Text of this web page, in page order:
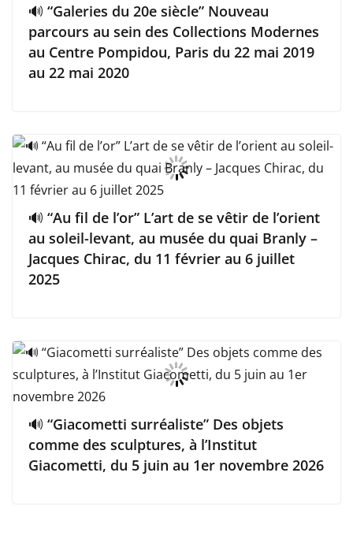
🔊 “Galeries du 20e siècle” Nouveau
parcours au sein des Collections Modernes
au Centre Pompidou, Paris du 22 mai 2019
au 22 mai 2020
🔊 “Au fil de l’or” L’art de se vêtir de l’orient
au soleil-levant, au musée du quai Branly –
Jacques Chirac, du 11 février au 6 juillet
2025
🔊 “Giacometti surréaliste” Des objets
comme des sculptures, à l’Institut
Giacometti, du 5 juin au 1er novembre 2026